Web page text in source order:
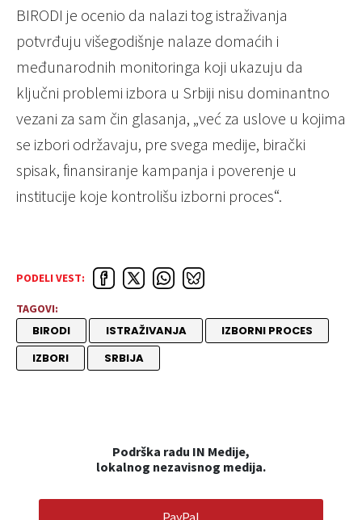
BIRODI je ocenio da nalazi tog istraživanja
potvrđuju višegodišnje nalaze domaćih i
međunarodnih monitoringa koji ukazuju da
ključni problemi izbora u Srbiji nisu dominantno
vezani za sam čin glasanja, „već za uslove u kojima
se izbori održavaju, pre svega medije, birački
spisak, finansiranje kampanja i poverenje u
institucije koje kontrolišu izborni proces“.
PODELI VEST:
TAGOVI:
BIRODI ISTRAŽIVANJA
IZBORNI PROCES
IZBORI
SRBIJA
Podrška radu IN Medije,
lokalnog nezavisnog medija.